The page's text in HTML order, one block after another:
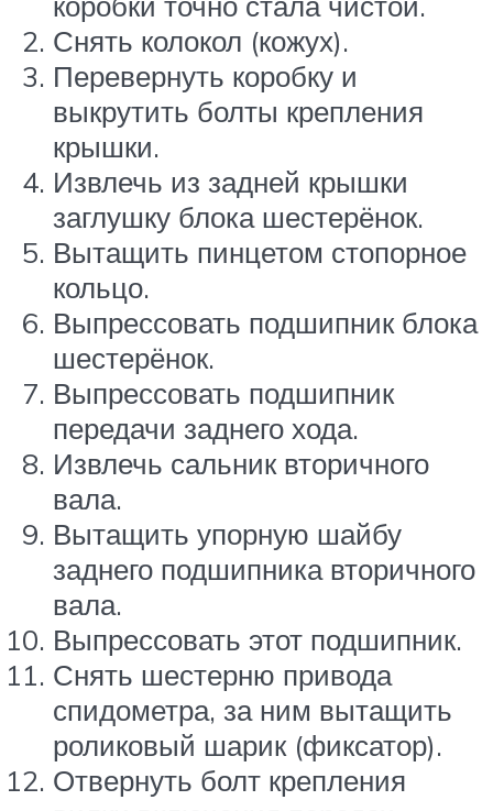
Снять колокол (кожух).
Перевернуть коробку и
выкрутить болты крепления
крышки.
Извлечь из задней крышки
заглушку блока шестерёнок.
Вытащить пинцетом стопорное
кольцо.
Выпрессовать подшипник блока
шестерёнок.
Выпрессовать подшипник
передачи заднего хода.
Извлечь сальник вторичного
вала.
Вытащить упорную шайбу
заднего подшипника вторичного
вала.
Выпрессовать этот подшипник.
Снять шестерню привода
спидометра, за ним вытащить
роликовый шарик (фиксатор).
Отвернуть болт крепления